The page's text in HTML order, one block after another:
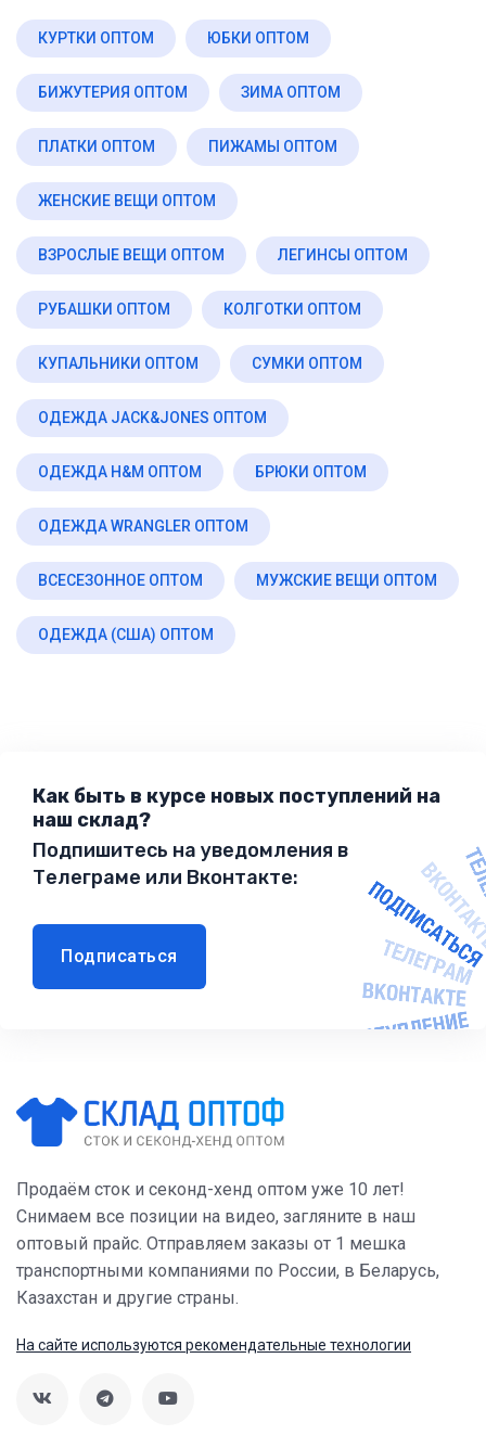
КУРТКИ ОПТОМ ЮБКИ ОПТОМ
БИЖУТЕРИЯ ОПТОМ ЗИМА ОПТОМ
ПЛАТКИ ОПТОМ ПИЖАМЫ ОПТОМ
ЖЕНСКИЕ ВЕЩИ ОПТОМ
ВЗРОСЛЫЕ ВЕЩИ ОПТОМ ЛЕГИНСЫ ОПТОМ
РУБАШКИ ОПТОМ КОЛГОТКИ ОПТОМ
КУПАЛЬНИКИ ОПТОМ СУМКИ ОПТОМ
ОДЕЖДА JACK&JONES ОПТОМ
ОДЕЖДА H&M ОПТОМ БРЮКИ ОПТОМ
ОДЕЖДА WRANGLER ОПТОМ
ВСЕСЕЗОННОЕ ОПТОМ МУЖСКИЕ ВЕЩИ ОПТОМ
ОДЕЖДА (США) ОПТОМ
Как быть в курсе новых поступлений на
наш склад?
Подпишитесь на уведомления в
Телеграме или Вконтакте:
Подписаться
Продаём сток и секонд-хенд оптом уже 10 лет!
Снимаем все позиции на видео, загляните в наш
оптовый прайс. Отправляем заказы от 1 мешка
транспортными компаниями по России, в Беларусь,
Казахстан и другие страны.
На сайте используются рекомендательные технологии